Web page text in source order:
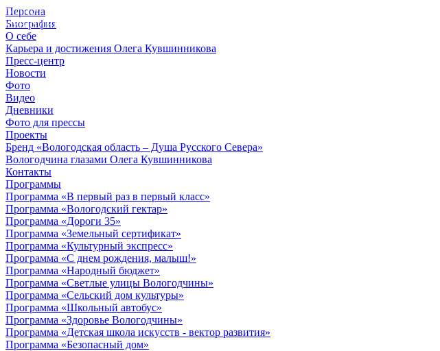
Персона
Биография
О себе
Карьера и достижения Олега Кувшинникова
Пресс-центр
Новости
Фото
Видео
Дневники
Фото для прессы
Проекты
Бренд «Вологодская область – Душа Русского Севера»
Вологодчина глазами Олега Кувшинникова
Контакты
Программы
Программа «В первый раз в первый класс»
Программа «Вологодский гектар»
Программа «Дороги 35»
Программа «Земельный сертификат»
Программа «Культурный экспресс»
Программа «С днем рождения, малыш!»
Программа «Народный бюджет»
Программа «Светлые улицы Вологодчины»
Программа «Сельский дом культуры»
Программа «Школьный автобус»
Программа «Здоровье Вологодчины»
Программа «Детская школа искусств - вектор развития»
Программа «Безопасный дом»
© 2012 - 2023,
КУВШИННИКОВ О.А.